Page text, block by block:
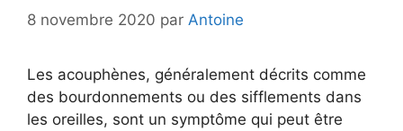
8 novembre 2020 par Antoine
Les acouphènes, généralement décrits comme
des bourdonnements ou des sifflements dans
les oreilles, sont un symptôme qui peut être